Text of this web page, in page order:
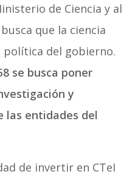
de Ciencia y al
que la ciencia
del gobierno.
se busca poner
y
las entidades del
de invertir en CTeI